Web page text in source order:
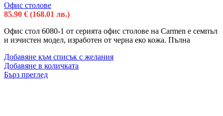
Офис столове
85.90 € (168.01 лв.)
Офис стол 6080-1 от серията офис столове на Carmen е семпъл
и изчистен модел, изработен от черна еко кожа. Пълна
Добавяне към списък с желания
Добавяне в количката
Бърз преглед